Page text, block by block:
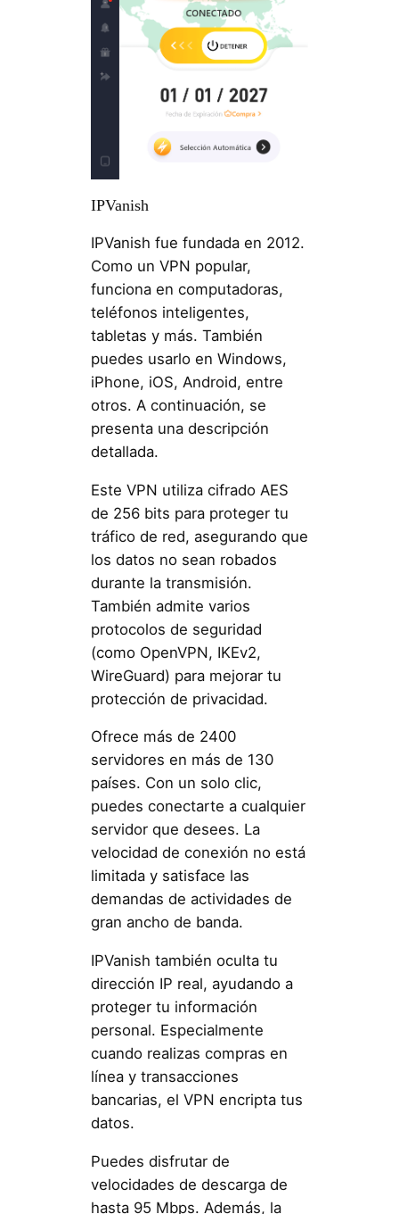
IPVanish
IPVanish fue fundada en 2012.
Como un VPN popular,
funciona en computadoras,
teléfonos inteligentes,
tabletas y más. También
puedes usarlo en Windows,
iPhone, iOS, Android, entre
otros. A continuación, se
presenta una descripción
detallada.
Este VPN utiliza cifrado AES
de 256 bits para proteger tu
tráfico de red, asegurando que
los datos no sean robados
durante la transmisión.
También admite varios
protocolos de seguridad
(como OpenVPN, IKEv2,
WireGuard) para mejorar tu
protección de privacidad.
Ofrece más de 2400
servidores en más de 130
países. Con un solo clic,
puedes conectarte a cualquier
servidor que desees. La
velocidad de conexión no está
limitada y satisface las
demandas de actividades de
gran ancho de banda.
IPVanish también oculta tu
dirección IP real, ayudando a
proteger tu información
personal. Especialmente
cuando realizas compras en
línea y transacciones
bancarias, el VPN encripta tus
datos.
Puedes disfrutar de
velocidades de descarga de
hasta 95 Mbps. Además, la